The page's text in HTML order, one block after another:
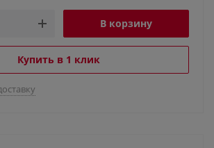
В корзину
Купить в 1 клик